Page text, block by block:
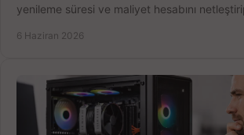
yenileme süresi ve maliyet hesabını
6 Haziran 2026